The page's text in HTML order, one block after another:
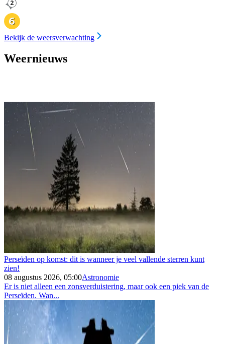
Bekijk de weersverwachting
Weernieuws
Perseïden op komst: dit is wanneer je veel vallende sterren kunt
zien!
08 augustus 2026, 05:00Astronomie
Er is niet alleen een zonsverduistering, maar ook een piek van de
Perseïden. Wan...